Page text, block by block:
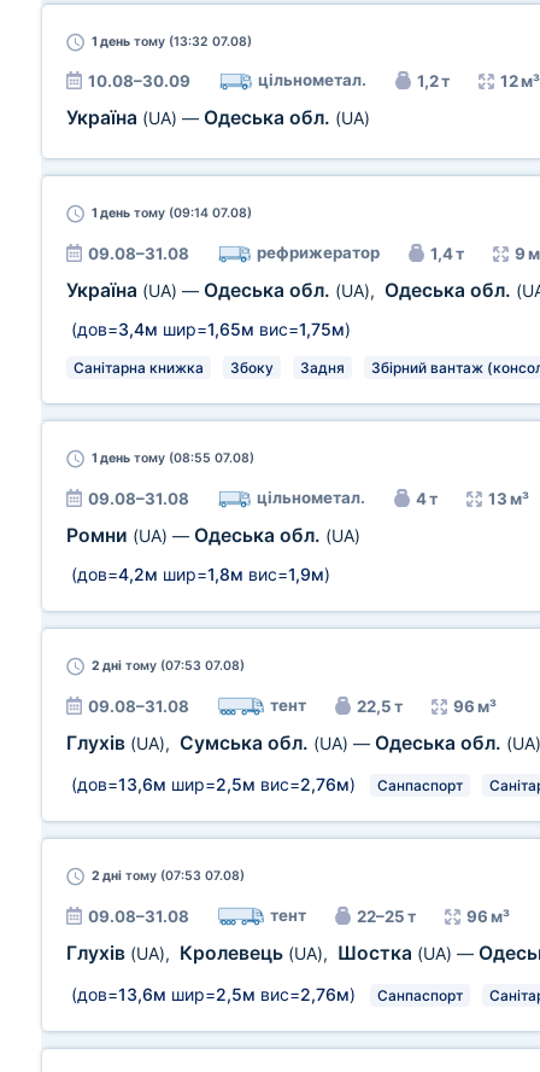
1 день тому (13:32 07.08)
10.08–30.09 цільнометал. 1,2 т 12 м³
Україна (UA) — Одеська обл. (UA)
1 день тому (09:14 07.08)
09.08–31.08 рефрижератор 1,4 т 9
Україна (UA) — Одеська обл. (UA), Одеська обл.
(дов=3,4м шир=1,65м вис=1,75м)
Санітарна книжка Збоку Задня Збірний вантаж
1 день тому (08:55 07.08)
09.08–31.08 цільнометал. 4 т 13 м³
Ромни (UA) — Одеська обл. (UA)
(дов=4,2м шир=1,8м вис=1,9м)
2 дні тому (07:53 07.08)
09.08–31.08 тент 22,5 т 96 м³
Глухів (UA), Сумська обл. (UA) — Одеська обл. (UA)
(дов=13,6м шир=2,5м вис=2,76м) Санпаспорт
2 дні тому (07:53 07.08)
09.08–31.08 тент 22–25 т 96 м³
Глухів (UA), Кролевець (UA), Шостка (UA) —
(дов=13,6м шир=2,5м вис=2,76м) Санпаспорт